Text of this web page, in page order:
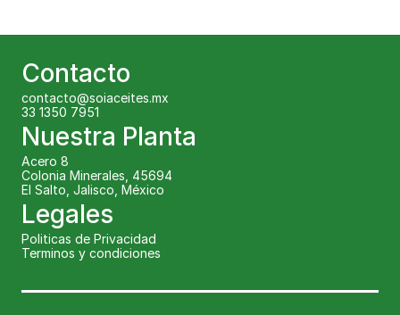
Contacto
contacto@soiaceites.mx
33 1350 7951
Nuestra Planta
Acero 8
Colonia Minerales, 45694
El Salto, Jalisco, México
Legales
Politicas de Privacidad
Terminos y condiciones